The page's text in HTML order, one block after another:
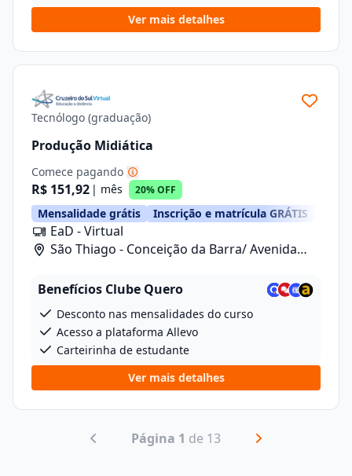
Ver mais detalhes
Tecnólogo (graduação)
Produção Midiática
Comece pagando
R$ 151,92 | mês 20% OFF
Mensalidade grátis Inscrição e matrícula GRÁTIS
EaD - Virtual
São Thiago - Conceição da Barra/ Avenida
Benefícios Clube Quero
Desconto nas mensalidades do curso
Acesso a plataforma Allevo
Carteirinha de estudante
Ver mais detalhes
Página 1 de 13